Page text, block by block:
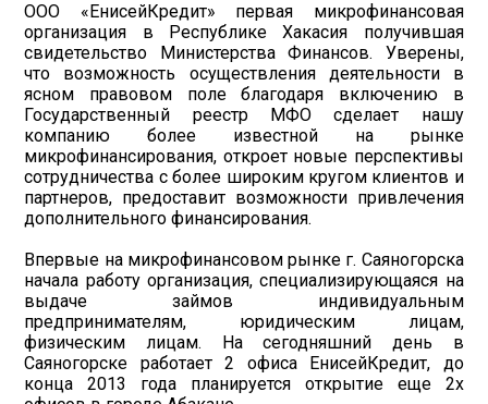
ООО «ЕнисейКредит» первая микрофинансовая
организация в Республике Хакасия получившая
свидетельство Министерства Финансов. Уверены,
что возможность осуществления деятельности в
ясном правовом поле благодаря включению в
Государственный реестр МФО сделает нашу
компанию более известной на рынке
микрофинансирования, откроет новые перспективы
сотрудничества с более широким кругом клиентов и
партнеров, предоставит возможности привлечения
дополнительного финансирования.
Впервые на микрофинансовом рынке г. Саяногорска
начала работу организация, специализирующаяся на
выдаче займов индивидуальным
предпринимателям, юридическим лицам,
физическим лицам. На сегодняшний день в
Саяногорске работает 2 офиса ЕнисейКредит, до
конца 2013 года планируется открытие еще 2х